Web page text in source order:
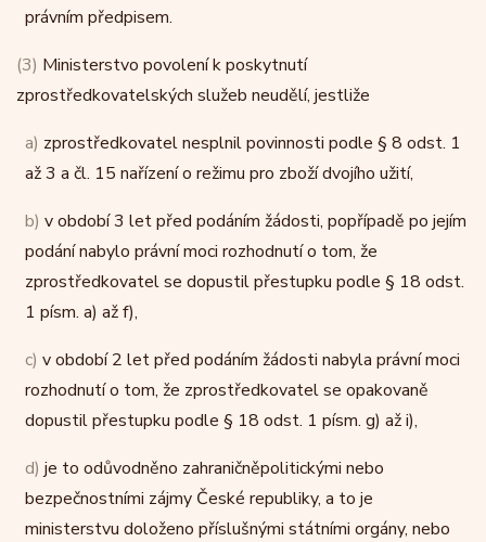
právním předpisem.
(3) Ministerstvo povolení k poskytnutí
zprostředkovatelských služeb neudělí, jestliže
a) zprostředkovatel nesplnil povinnosti podle § 8 odst. 1
až 3 a čl. 15 nařízení o režimu pro zboží dvojího užití,
b) v období 3 let před podáním žádosti, popřípadě po jejím
podání nabylo právní moci rozhodnutí o tom, že
zprostředkovatel se dopustil přestupku podle § 18 odst.
1 písm. a) až f),
c) v období 2 let před podáním žádosti nabyla právní moci
rozhodnutí o tom, že zprostředkovatel se opakovaně
dopustil přestupku podle § 18 odst. 1 písm. g) až i),
d) je to odůvodněno zahraničněpolitickými nebo
bezpečnostními zájmy České republiky, a to je
ministerstvu doloženo příslušnými státními orgány, nebo